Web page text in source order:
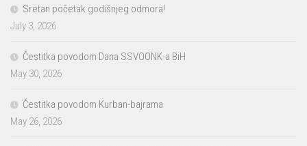
Sretan početak godišnjeg odmora!
July 3, 2026
Čestitka povodom Dana SSVOONK-a BiH
May 30, 2026
Čestitka povodom Kurban-bajrama
May 26, 2026